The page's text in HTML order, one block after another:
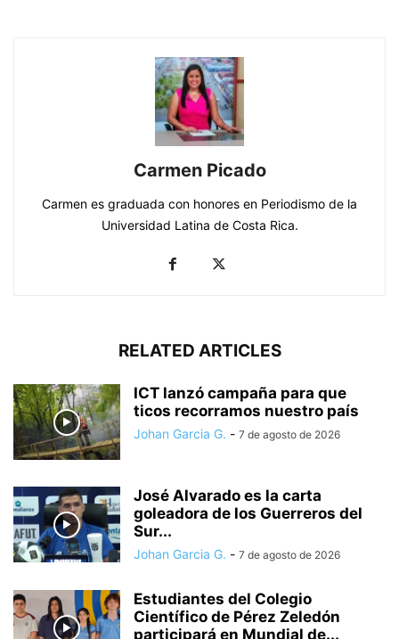
Carmen Picado
Carmen es graduada con honores en Periodismo de la
Universidad Latina de Costa Rica.
RELATED ARTICLES
ICT lanzó campaña para que
ticos recorramos nuestro país
Johan Garcia G. - 7 de agosto de 2026
José Alvarado es la carta
goleadora de los Guerreros del
Sur...
Johan Garcia G. - 7 de agosto de 2026
Estudiantes del Colegio
Científico de Pérez Zeledón
participará en Mundial de...